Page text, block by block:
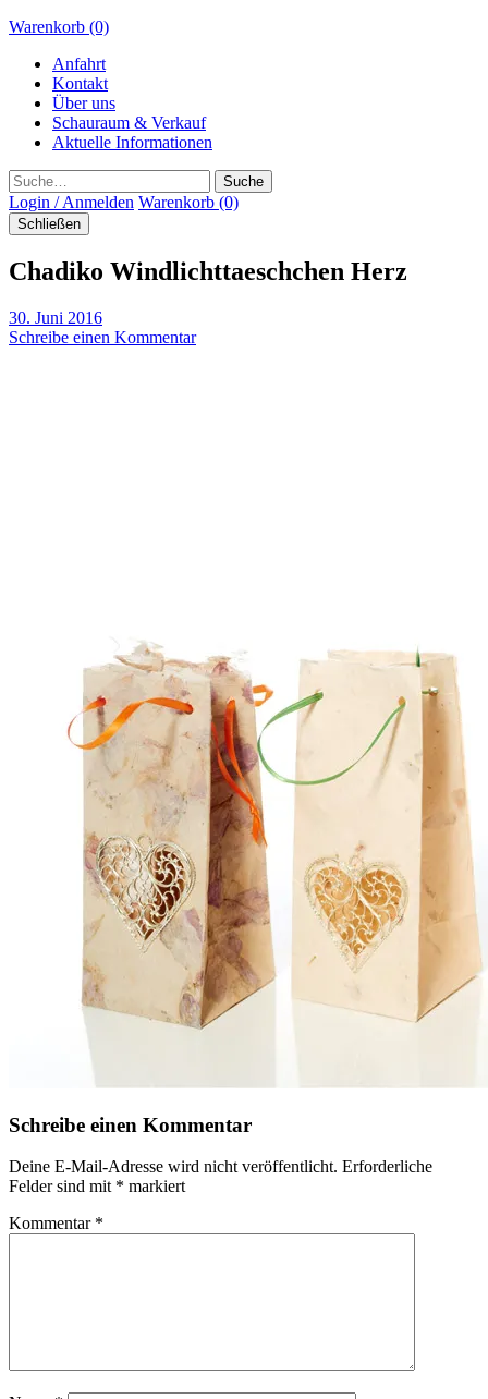
Warenkorb (0)
Anfahrt
Kontakt
Über uns
Schauraum & Verkauf
Aktuelle Informationen
Suche
Login / Anmelden Warenkorb (0)
Schließen
Chadiko Windlichttaeschchen Herz
30. Juni 2016
Schreibe einen Kommentar
Schreibe einen Kommentar
Deine E-Mail-Adresse wird nicht veröffentlicht. Erforderliche
Felder sind mit * markiert
Kommentar *